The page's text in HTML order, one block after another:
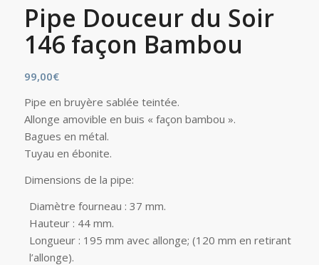
Pipe Douceur du Soir
146 façon Bambou
99,00€
Pipe en bruyère sablée teintée.
Allonge amovible en buis « façon bambou ».
Bagues en métal.
Tuyau en ébonite.
Dimensions de la pipe:
Diamètre fourneau : 37 mm.
Hauteur : 44 mm.
Longueur : 195 mm avec allonge; (120 mm en retirant
l’allonge).